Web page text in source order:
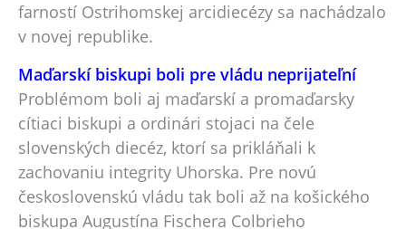
farností Ostrihomskej arcidiecézy sa nachádzalo
v novej republike.
Maďarskí biskupi boli pre vládu neprijateľní
Problémom boli aj maďarskí a promaďarsky
cítiaci biskupi a ordinári stojaci na čele
slovenských diecéz, ktorí sa prikláňali k
zachovaniu integrity Uhorska. Pre novú
československú vládu tak boli až na košického
biskupa Augustína Fischera Colbrieho